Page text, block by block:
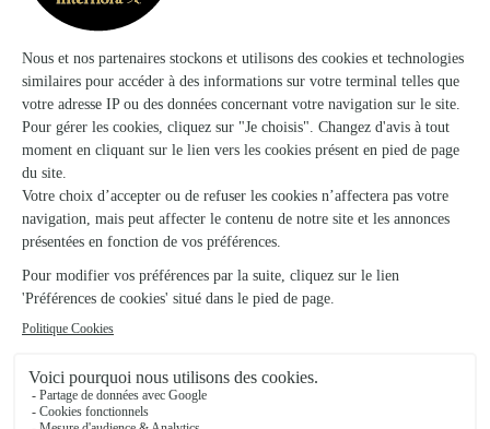
★
Nickel
Livraison effectuée aux horaires demandées et bouquet
conforme à la commande
22/12/2025
★ ★ ★ ★ ★
Très bien !!!!
Trustpilot Échantillon d'avis clients fourni via Trustpilot.